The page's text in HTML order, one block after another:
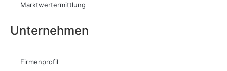
Marktwertermittlung
Unternehmen
Firmenprofil